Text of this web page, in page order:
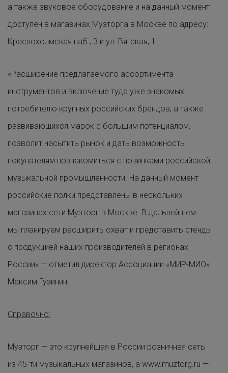
а также звуковое оборудование и на данный момент
доступен в магазинах Музторга в Москве по адресу:
Краснохолмская наб., 3 и ул. Вятская, 1.
«Расширение предлагаемого ассортимента
инструментов и включение туда уже знакомых
потребителю крупных российских брендов, а также
развивающихся марок с большим потенциалом,
позволит насытить рынок и дать возможность
покупателям познакомиться с новинками российской
музыкальной промышленности. На данный момент
российские полки представлены в нескольких
магазинах сети Музторг в Москве. В дальнейшем
мы планируем расширить охват и представить стенды
с продукцией наших производителей в регионах
России» — отметил директор Ассоциации «МИР-МИО»
Максим Гузинин.
Справочно:
Музторг — это крупнейшая в России розничная сеть
из 45-ти музыкальных магазинов, а www.muztorg.ru —